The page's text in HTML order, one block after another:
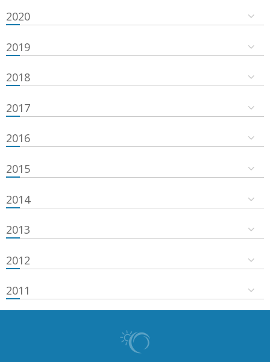
2020
2019
2018
2017
2016
2015
2014
2013
2012
2011